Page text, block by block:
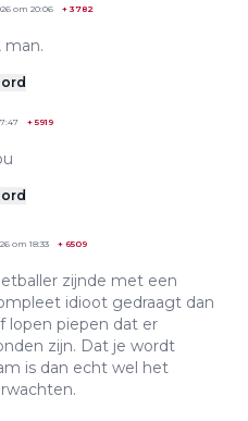
om 20:06 + 3782
man.
+ 5919
om 18:33 + 6509
zijnde met een
idioot gedraagt dan
lopen piepen dat er
zijn. Dat je wordt
is dan echt wel het